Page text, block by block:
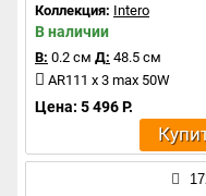
Коллекция: Intero
В наличии
В: 0.2 см Д: 48.5 см
AR111 x 3 max 50W
Цена: 5 496 Р.